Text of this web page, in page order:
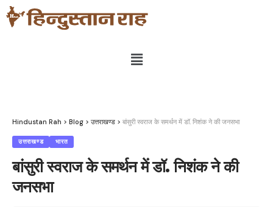
Hindustan Rah > Blog > उत्तराखण्ड > बांसुरी स्वराज के समर्थन में डॉ. निशंक ने की जनसभा
उत्तराखण्ड भारत
बांसुरी स्वराज के समर्थन में डॉ. निशंक ने की
जनसभा